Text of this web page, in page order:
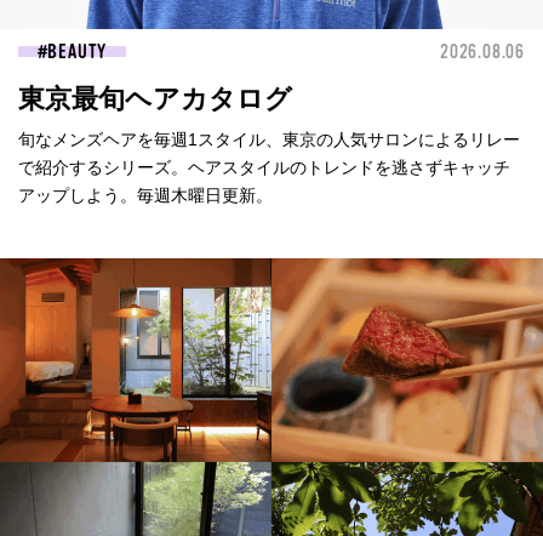
BEAUTY 2026.08.06
東京最旬ヘアカタログ
旬なメンズヘアを毎週1スタイル、東京の人気サロンによるリレー
で紹介するシリーズ。ヘアスタイルのトレンドを逃さずキャッチ
アップしよう。毎週木曜日更新。